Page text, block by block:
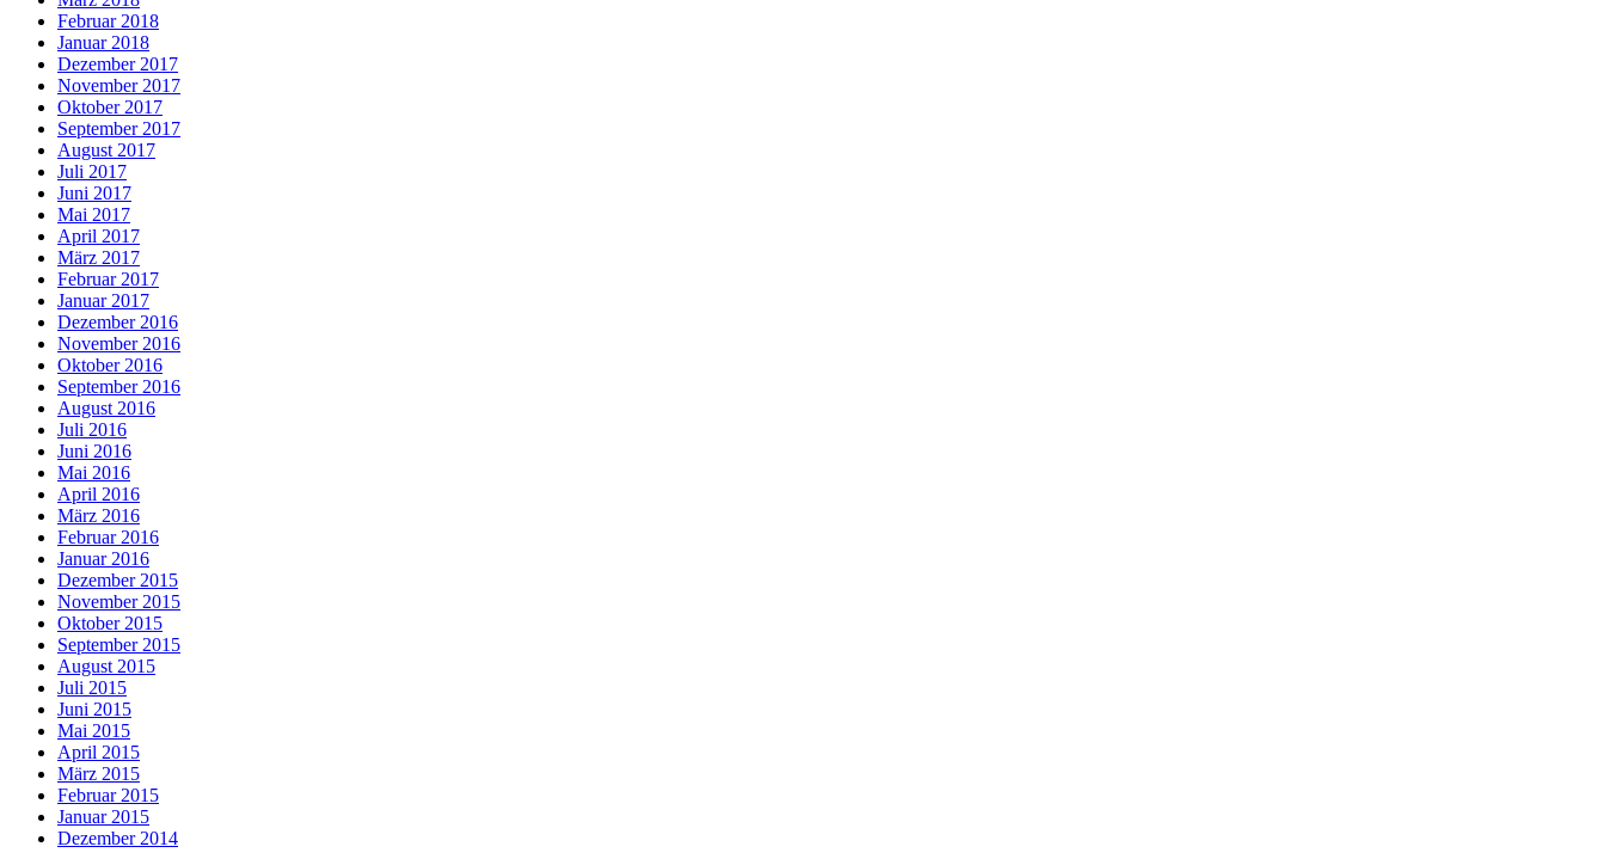
Februar 2018
Januar 2018
Dezember 2017
November 2017
Oktober 2017
September 2017
August 2017
Juli 2017
Juni 2017
Mai 2017
April 2017
März 2017
Februar 2017
Januar 2017
Dezember 2016
November 2016
Oktober 2016
September 2016
August 2016
Juli 2016
Juni 2016
Mai 2016
April 2016
März 2016
Februar 2016
Januar 2016
Dezember 2015
November 2015
Oktober 2015
September 2015
August 2015
Juli 2015
Juni 2015
Mai 2015
April 2015
März 2015
Februar 2015
Januar 2015
Dezember 2014